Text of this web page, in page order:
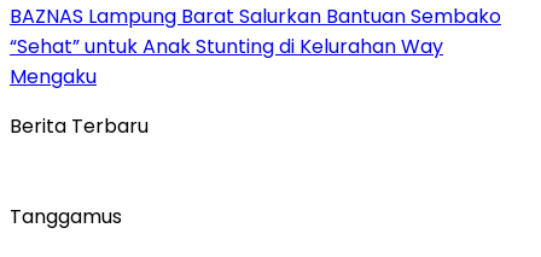
BAZNAS Lampung Barat Salurkan Bantuan Sembako
“Sehat” untuk Anak Stunting di Kelurahan Way
Mengaku
Berita Terbaru
Tanggamus